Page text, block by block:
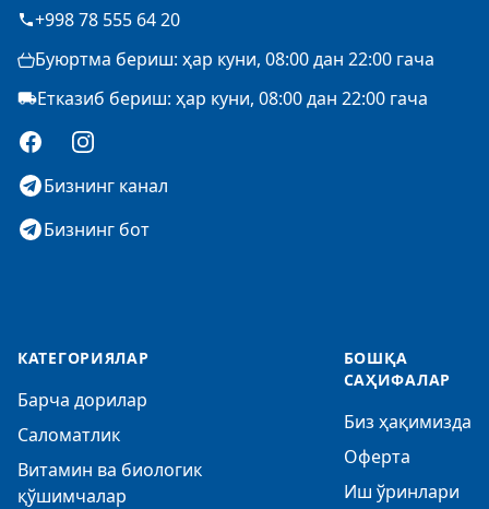
+998 78 555 64 20
Буюртма бериш: ҳар куни, 08:00 дан 22:00 гача
Етказиб бериш: ҳар куни, 08:00 дан 22:00 гача
FacebookInstagram
Бизнинг канал
Бизнинг бот
КАТЕГОРИЯЛАР
Барча дорилар
Саломатлик
Витамин ва биологик
қўшимчалар
БОШҚА
САҲИФАЛАР
Биз ҳақимизда
Оферта
Иш ўринлари